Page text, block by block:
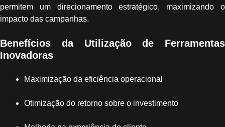
permitem um direcionamento estratégico, maximizando o
impacto das campanhas.
Benefícios da Utilização de Ferramentas
Inovadoras
Maximização da eficiência operacional
Otimização do retorno sobre o investimento